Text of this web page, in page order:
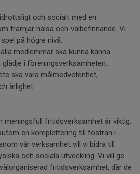
och socialt med en
främjar hälsa och välbefinnande. Vi
på högre nivå.
medlemmar ska kunna känna
i föreningsverksamheten.
ska vara målmedvetenhet,
ärlighet.
meningsfull fritidsverksamhet är viktig.
en komplettering till fostran i
vår verksamhet vill vi bidra till
och sociala utveckling. Vi vill ge
fritidsverksamhet, där de